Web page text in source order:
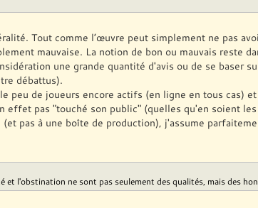
Tout comme l’œuvre peut simplement ne pas
mauvaise. La notion de bon ou mauvais reste
une grande quantité d'avis ou de se baser
débattus).
peu de joueurs encore actifs (en ligne en tous cas)
effet pas "touché son public" (quelles qu'en soient
pas à une boîte de production), j'assume
et l'obstination ne sont pas seulement des qualités, mais des